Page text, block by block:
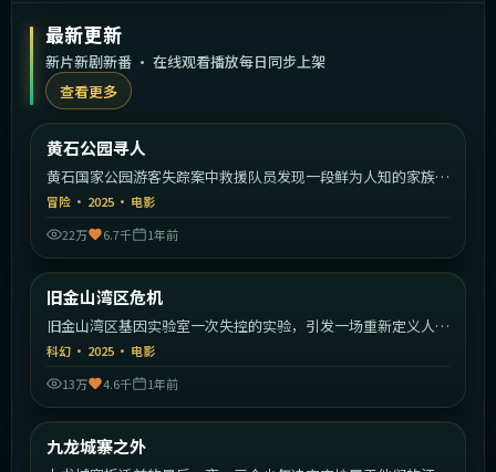
最新更新
新片新剧新番 · 在线观看播放每日同步上架
查看更多
最新
黄石公园寻人
黄石国家公园游客失踪案中救援队员发现一段鲜为人知的家族秘
密。
冒险 · 2025 · 电影
22万
6.7千 1年前
最新
旧金山湾区危机
旧金山湾区基因实验室一次失控的实验，引发一场重新定义人类
的危机。
科幻 · 2025 · 电影
13万
4.6千 1年前
最新
九龙城寨之外